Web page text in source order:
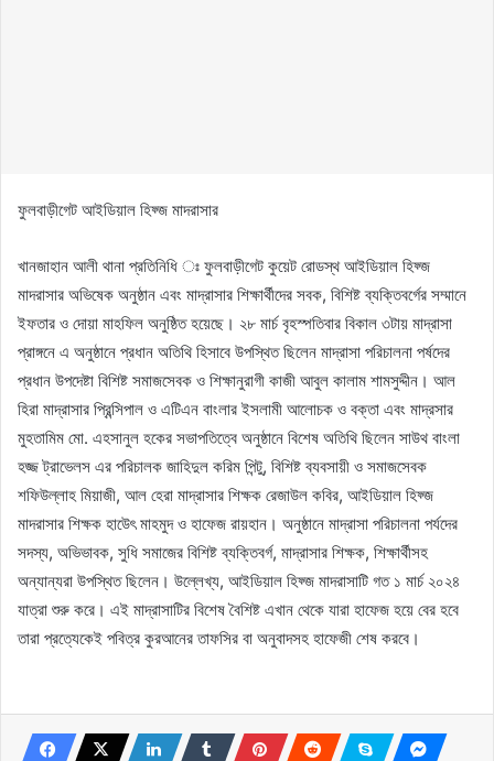
ফুলবাড়ীগেট আইডিয়াল হিফ্জ মাদরাসার
খানজাহান আলী থানা প্রতিনিধি ঃ ফুলবাড়ীগেট কুয়েট রোডস্থ আইডিয়াল হিফ্জ
মাদরাসার অভিষেক অনুষ্ঠান এবং মাদ্রাসার শিক্ষার্থীদের সবক, বিশিষ্ট ব্যক্তিবর্গের সম্মানে
ইফতার ও দোয়া মাহফিল অনুষ্ঠিত হয়েছে। ২৮ মার্চ বৃহস্পতিবার বিকাল ৩টায় মাদ্রাসা
প্রাঙ্গনে এ অনুষ্ঠানে প্রধান অতিথি হিসাবে উপস্থিত ছিলেন মাদ্রাসা পরিচালনা পর্ষদের
প্রধান উপদেষ্টা বিশিষ্ট সমাজসেবক ও শিক্ষানুরাগী কাজী আবুল কালাম শামসুদ্দীন। আল
হিরা মাদ্রাসার প্রিন্সিপাল ও এটিএন বাংলার ইসলামী আলোচক ও বক্তা এবং মাদ্রসার
মুহতামিম মো. এহসানুল হকের সভাপতিত্বে অনুষ্ঠানে বিশেষ অতিথি ছিলেন সাউথ বাংলা
হজ্জ ট্রাভেলস এর পরিচালক জাহিদুল করিম পিন্টু, বিশিষ্ট ব্যবসায়ী ও সমাজসেবক
শফিউল্লাহ মিয়াজী, আল হেরা মাদ্রাসার শিক্ষক রেজাউল কবির, আইডিয়াল হিফ্জ
মাদরাসার শিক্ষক হাউেৎ মাহমুদ ও হাফেজ রায়হান। অনুষ্ঠানে মাদ্রাসা পরিচালনা পর্যদের
সদস্য, অভিভাবক, সুধি সমাজের বিশিষ্ট ব্যক্তিবর্গ, মাদ্রাসার শিক্ষক, শিক্ষার্থীসহ
অন্যান্যরা উপস্থিত ছিলেন। উল্লেখ্য, আইডিয়াল হিফ্জ মাদরাসাটি গত ১ মার্চ ২০২৪
যাত্রা শুরু করে। এই মাদ্রাসাটির বিশেষ বৈশিষ্ট এখান থেকে যারা হাফেজ হয়ে বের হবে
তারা প্রত্যেকেই পবিত্র কুরআনের তাফসির বা অনুবাদসহ হাফেজী শেষ করবে।